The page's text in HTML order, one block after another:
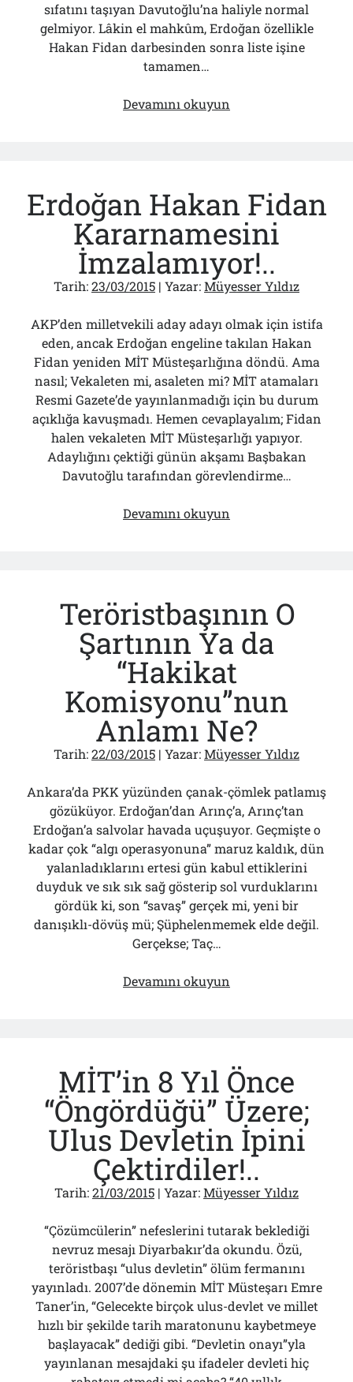
sıfatını taşıyan Davutoğlu’na haliyle normal
gelmiyor. Lâkin el mahkûm, Erdoğan özellikle
Hakan Fidan darbesinden sonra liste işine
tamamen…
Devamını okuyun
Erdoğan Hakan Fidan
Kararnamesini
İmzalamıyor!..
Tarih:23/03/2015 | Yazar:Müyesser Yıldız
AKP’den milletvekili aday adayı olmak için istifa
eden, ancak Erdoğan engeline takılan Hakan
Fidan yeniden MİT Müsteşarlığına döndü. Ama
nasıl; Vekaleten mi, asaleten mi? MİT atamaları
Resmi Gazete’de yayınlanmadığı için bu durum
açıklığa kavuşmadı. Hemen cevaplayalım; Fidan
halen vekaleten MİT Müsteşarlığı yapıyor.
Adaylığını çektiği günün akşamı Başbakan
Davutoğlu tarafından görevlendirme…
Devamını okuyun
Teröristbaşının O
Şartının Ya da
“Hakikat
Komisyonu”nun
Anlamı Ne?
Tarih:22/03/2015 | Yazar:Müyesser Yıldız
Ankara’da PKK yüzünden çanak-çömlek patlamış
gözüküyor. Erdoğan’dan Arınç’a, Arınç’tan
Erdoğan’a salvolar havada uçuşuyor. Geçmişte o
kadar çok “algı operasyonuna” maruz kaldık, dün
yalanladıklarını ertesi gün kabul ettiklerini
duyduk ve sık sık sağ gösterip sol vurduklarını
gördük ki, son “savaş” gerçek mi, yeni bir
danışıklı-dövüş mü; Şüphelenmemek elde değil.
Gerçekse; Taç…
Devamını okuyun
“Hakikat
Komisyonu”nun
Anlamı
Ne?
MİT’in 8 Yıl Önce
“Öngördüğü” Üzere;
Ulus Devletin İpini
Çektirdiler!..
Tarih:21/03/2015 | Yazar:Müyesser Yıldız
“Çözümcülerin” nefeslerini tutarak beklediği
nevruz mesajı Diyarbakır’da okundu. Özü,
teröristbaşı “ulus devletin” ölüm fermanını
yayınladı. 2007’de dönemin MİT Müsteşarı Emre
Taner’in, “Gelecekte birçok ulus-devlet ve millet
hızlı bir şekilde tarih maratonunu kaybetmeye
başlayacak” dediği gibi. “Devletin onayı”yla
yayınlanan mesajdaki şu ifadeler devleti hiç